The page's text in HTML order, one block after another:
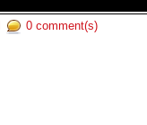
0 comment(s)